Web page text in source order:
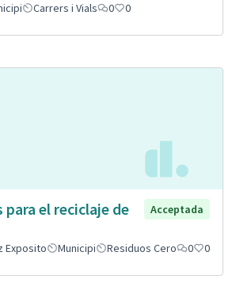
Carrers i Vials 0 0
el reciclaje de
Acceptada
Exposito Municipi Residuos Cero 0 0